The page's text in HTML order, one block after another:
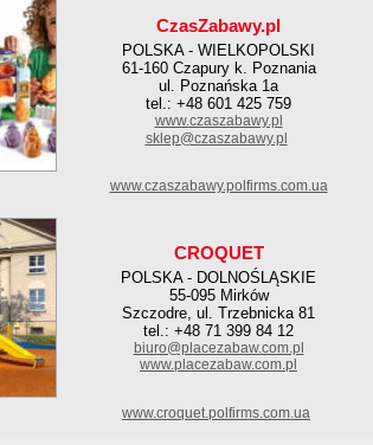
CzasZabawy.pl
POLSKA - WIELKOPOLSKI
61-160 Czapury k. Poznania
ul. Poznańska 1a
tel.: +48 601 425 759
www.czaszabawy.pl
sklep@czaszabawy.pl
www.czaszabawy.polfirms.com.ua
CROQUET
POLSKA - DOLNOŚLĄSKIE
55-095 Mirków
Szczodre, ul. Trzebnicka 81
tel.: +48 71 399 84 12
biuro@placezabaw.com.pl
www.placezabaw.com.pl
www.croquet.polfirms.com.ua